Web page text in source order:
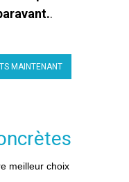
.
MAINTENANT
meilleur choix